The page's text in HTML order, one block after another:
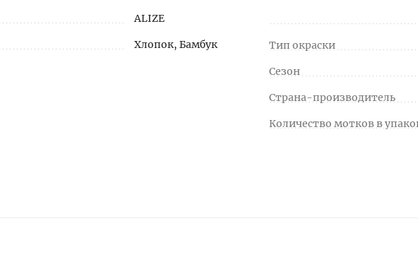
ALIZE
Хлопок, Бамбук
Тип окраски
Сезон
Страна-производитель
Количество мотков в